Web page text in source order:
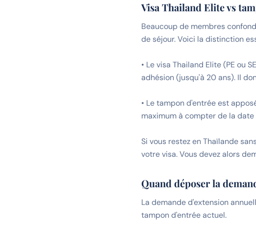
Visa Thailand Elite vs
Beaucoup de membres
de séjour. Voici la distinction
• Le visa Thailand Elite (PE ou
adhésion (jusqu'à 20 ans). Il
• Le tampon d'entrée est
maximum à compter de la date
Si vous restez en Thaïlande
votre visa. Vous devez alors
Quand déposer la
La demande d'extension
tampon d'entrée actuel.